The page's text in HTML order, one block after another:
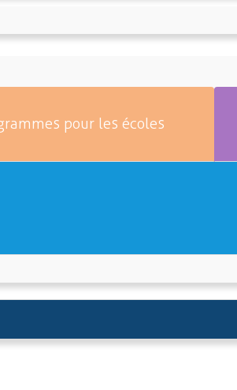
pour les écoles